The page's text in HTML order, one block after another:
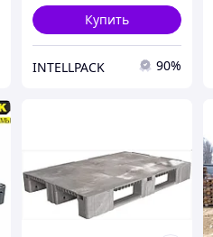
Купить
INTELLPACK 90%